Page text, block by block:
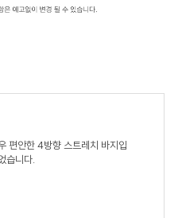
편안한 4방향 스트레치 바지입
습니다.